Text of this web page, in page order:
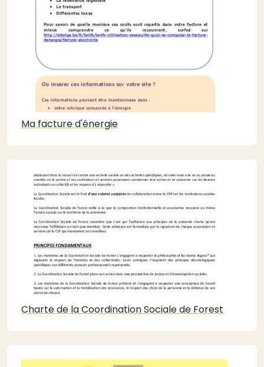
Ma facture d'énergie
Charte de la Coordination Sociale de Forest